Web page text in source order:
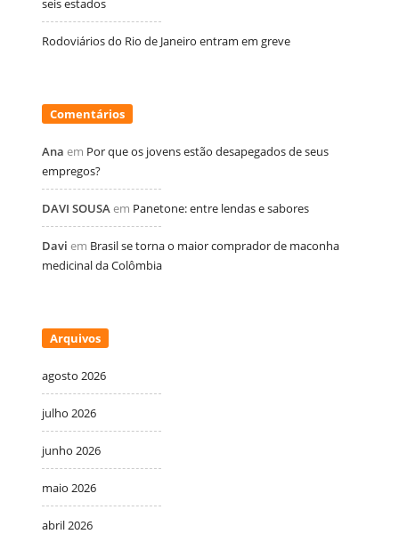
Rodoviários do Rio de Janeiro entram em greve
Comentários
Ana em Por que os jovens estão desapegados de seus
empregos?
DAVI SOUSA em Panetone: entre lendas e sabores
Davi em Brasil se torna o maior comprador de maconha
medicinal da Colômbia
Arquivos
agosto 2026
julho 2026
junho 2026
maio 2026
abril 2026